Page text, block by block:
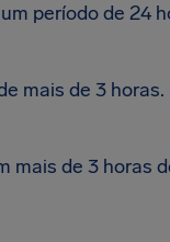
período de 24
mais de 3
mais de 3 horas